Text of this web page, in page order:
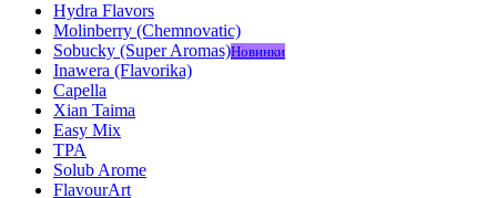
Hydra Flavors
Molinberry (Chemnovatic)
Sobucky (Super Aromas)Новинки
Inawera (Flavorika)
Capella
Xian Taima
Easy Mix
TPA
Solub Arome
FlavourArt